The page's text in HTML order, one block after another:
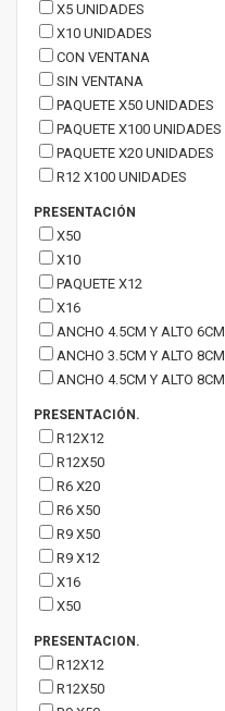
X5 UNIDADES
X10 UNIDADES
CON VENTANA
SIN VENTANA
PAQUETE X50 UNIDADES
PAQUETE X100 UNIDADES
PAQUETE X20 UNIDADES
R12 X100 UNIDADES
PRESENTACIÓN
X50
X10
PAQUETE X12
X16
ANCHO 4.5CM Y ALTO 6CM
ANCHO 3.5CM Y ALTO 8CM
ANCHO 4.5CM Y ALTO 8CM
PRESENTACIÓN.
R12X12
R12X50
R6 X20
R6 X50
R9 X50
R9 X12
X16
X50
PRESENTACION.
R12X12
R12X50